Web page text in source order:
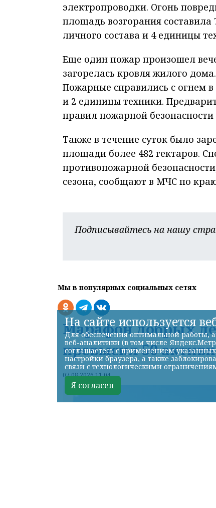
электропроводки. Огонь
площадь возгорания
личного состава и 4 единицы
Еще один пожар произошел
загорелась кровля жилого
Пожарные справились с огнем
и 2 единицы техники.
правил пожарной
Также в течение суток было
площади более 482 гектаров.
противопожарной
сезона, сообщают в МЧС по
Подписывайтесь на нашу
Мы в популярных социальных сетях
Марафон добрых
превысил 50
07.08.2026 11:04
На сайте используется
Для обеспечения оптимальной работы,
веб-аналитики (в том числе
соглашаетесь с применением
настройки браузера, а также
связи с технологическими
Я согласен